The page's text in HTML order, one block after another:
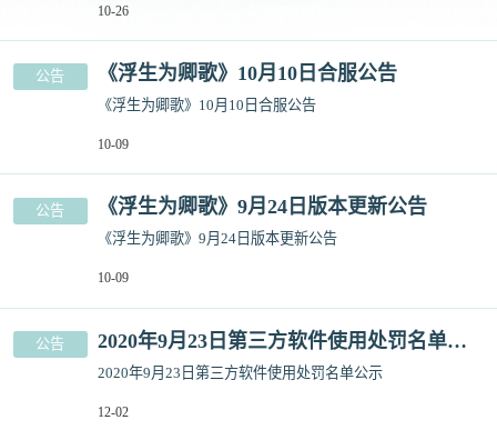
10-26
公告 《浮生为卿歌》10月10日合服公告
《浮生为卿歌》10月10日合服公告
10-09
公告 《浮生为卿歌》9月24日版本更新公告
《浮生为卿歌》9月24日版本更新公告
10-09
公告 2020年9月23日第三方软件使用处罚名单公示
2020年9月23日第三方软件使用处罚名单公示
12-02